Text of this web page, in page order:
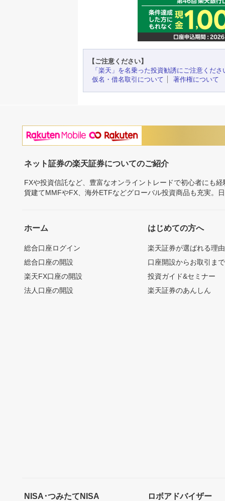
【ご注意ください】
「楽天」を名乗った投資勧誘にご注意くださ
仮名・借名取引について
著作権について
ネット証券の楽天証券についてのご紹介
FXや投資信託など、豊富なオンライントレードで初心者にも
貨建てMMFやFX、海外ETFなどグローバル投資商品も充実。
ホーム
総合口座ログイン
総合口座の開設
楽天FX口座の開設
法人口座の開設
はじめての方へ
楽天証券が選ばれる理由
口座開設からお取引ま
投資ガイド&セミナー
楽天証券のあんしん
NISA･つみたてNISA ロボアドバイザー